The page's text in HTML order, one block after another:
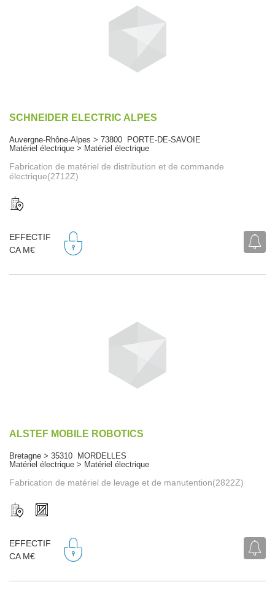
SCHNEIDER ELECTRIC ALPES
Auvergne-Rhône-Alpes > 73800 PORTE-DE-SAVOIE
Matériel électrique > Matériel électrique
Fabrication de matériel de distribution et de commande
électrique(2712Z)
EFFECTIF
CA M€
ALSTEF MOBILE ROBOTICS
Bretagne > 35310 MORDELLES
Matériel électrique > Matériel électrique
Fabrication de matériel de levage et de manutention(2822Z)
EFFECTIF
CA M€